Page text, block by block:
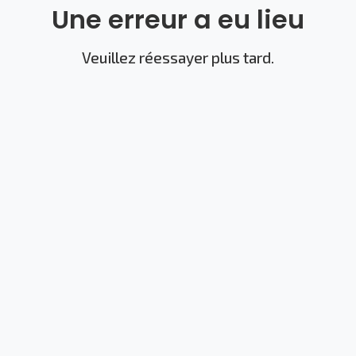
Une erreur a eu lieu
Veuillez réessayer plus tard.